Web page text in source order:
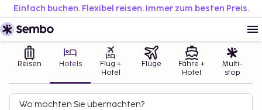
Einfach buchen. Flexibel reisen. Immer zum besten Preis.
Reisen Hotels
Flug +
Hotel
Flüge
Fähre +
Hotel
Multi-
stop
Wo möchten Sie übernachten?